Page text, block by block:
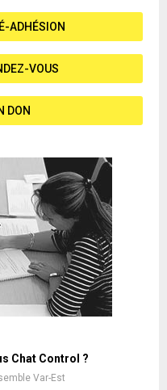
ADHÉSION
VOUS
DON
Chat Control ?
Var-Est